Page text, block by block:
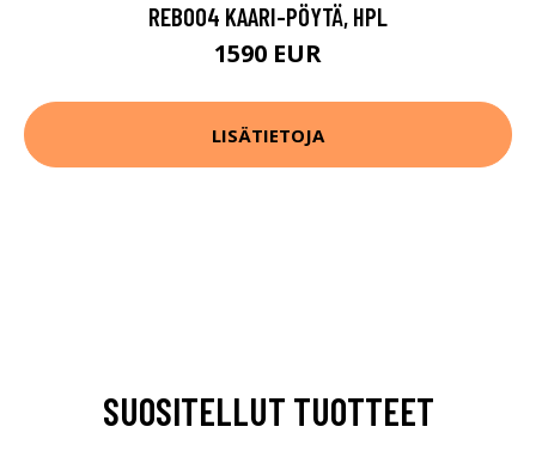
REB004 KAARI-PÖYTÄ, HPL
1590 EUR
LISÄTIETOJA
SUOSITELLUT TUOTTEET